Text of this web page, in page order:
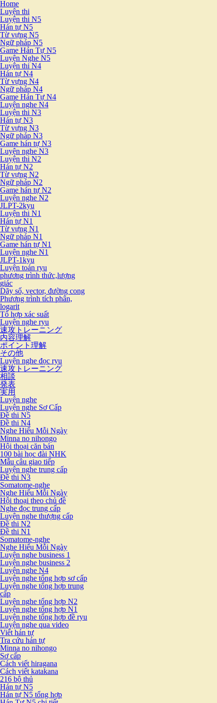
Home
Luyện thi
Luyện thi N5
Hán tự N5
Từ vựng N5
Ngữ pháp N5
Game Hán Tự N5
Luyện Nghe N5
Luyện thi N4
Hán tự N4
Từ vựng N4
Ngữ pháp N4
Game Hán Tự N4
Luyện nghe N4
Luyện thi N3
Hán tự N3
Từ vựng N3
Ngữ pháp N3
Game hán tự N3
Luyện nghe N3
Luyện thi N2
Hán tự N2
Từ vựng N2
Ngữ pháp N2
Game hán tự N2
Luyện nghe N2
JLPT-2kyu
Luyện thi N1
Hán tự N1
Từ vựng N1
Ngữ pháp N1
Game hán tự N1
Luyện nghe N1
JLPT-1kyu
Luyện toán ryu
phương trình thức,lượng
giác
Dãy số, vector, đường cong
Phương trình tích phân,
logarit
Tổ hợp xác suất
Luyện nghe ryu
速攻トレーニング
内容理解
ポイント理解
その他
Luyện nghe đọc ryu
速攻トレーニング
相談
発表
実用
Luyện nghe
Luyện nghe Sơ Cấp
Đề thi N5
Đề thi N4
Nghe Hiểu Mỗi Ngày
Minna no nihongo
Hội thoại căn bản
100 bài học đài NHK
Mẫu câu giao tiếp
Luyện nghe trung cấp
Đề thi N3
Somatome-nghe
Nghe Hiểu Mỗi Ngày
Hội thoại theo chủ đề
Nghe đọc trung cấp
Luyện nghe thượng cấp
Đề thi N2
Đề thi N1
Somatome-nghe
Nghe Hiểu Mỗi Ngày
Luyện nghe business 1
Luyện nghe business 2
Luyện nghe N4
Luyện nghe tổng hợp sơ cấp
Luyện nghe tổng hợp trung
cấp
Luyện nghe tổng hợp N2
Luyện nghe tổng hợp N1
Luyện nghe tổng hợp đề ryu
Luyện nghe qua video
Viết hán tự
Tra cứu hán tự
Minna no nihongo
Sơ cấp
Cách viết hiragana
Cách viết katakana
216 bộ thủ
Hán tự N5
Hán tự N5 tổng hợp